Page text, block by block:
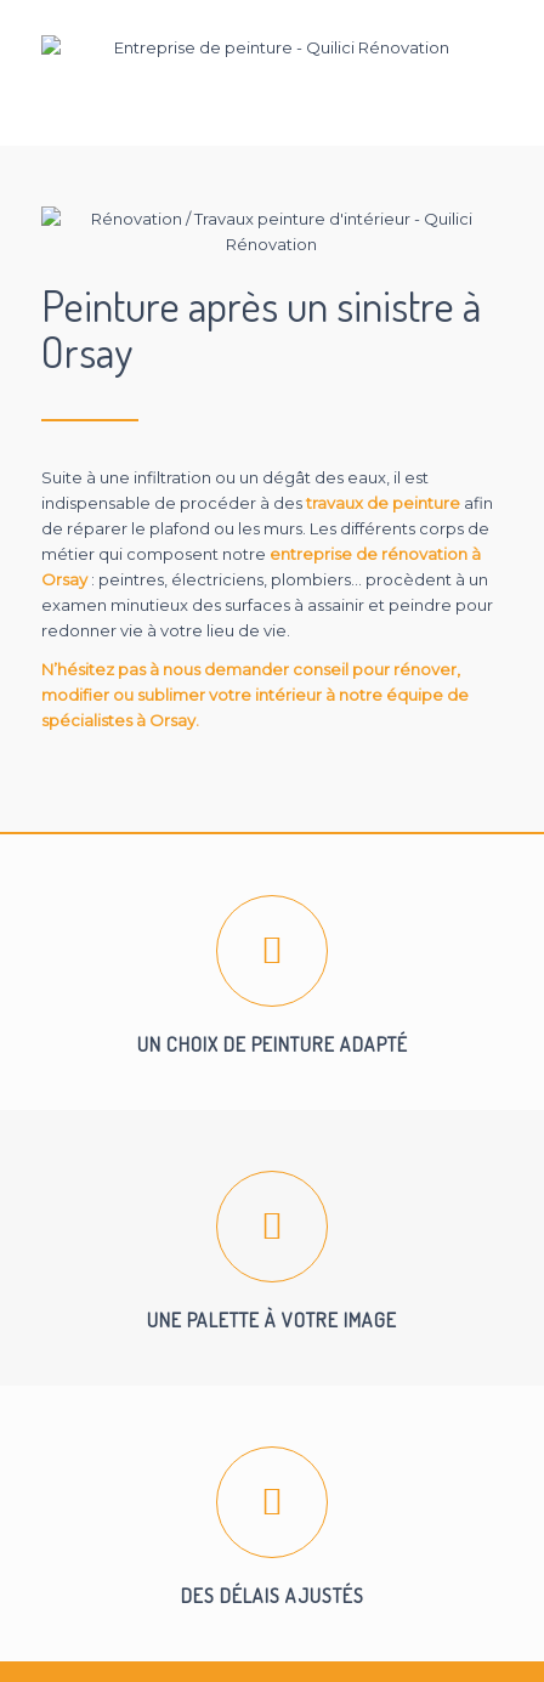
Peinture après un sinistre à
Orsay
Suite à une infiltration ou un dégât des eaux, il est
indispensable de procéder à destravaux de peintureafin
de réparer le plafond ou les murs. Les différents corps de
métier qui composent notre entreprise de rénovation à
Orsay: peintres, électriciens, plombiers… procèdent à un
examen minutieux des surfaces à assainir et peindre pour
redonner vie à votre lieu de vie.
N’hésitez pas à nous demander conseil pour rénover,
modifier ou sublimer votre intérieur à notre équipe de
spécialistes à Orsay.
UN CHOIX DE PEINTURE ADAPTÉ
UNE PALETTE À VOTRE IMAGE
DES DÉLAIS AJUSTÉS